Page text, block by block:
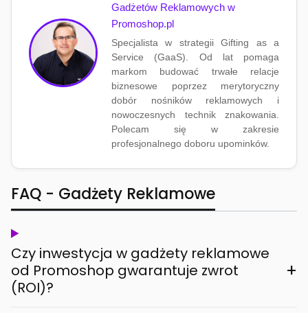
Gadżetów Reklamowych w
Promoshop.pl
Specjalista w strategii Gifting as a
Service (GaaS). Od lat pomaga
markom budować trwałe relacje
biznesowe poprzez merytoryczny
dobór nośników reklamowych i
nowoczesnych technik znakowania.
Polecam się w zakresie
profesjonalnego doboru upominków.
FAQ - Gadżety Reklamowe
Czy inwestycja w gadżety reklamowe
od Promoshop gwarantuje zwrot
(ROI)?
+